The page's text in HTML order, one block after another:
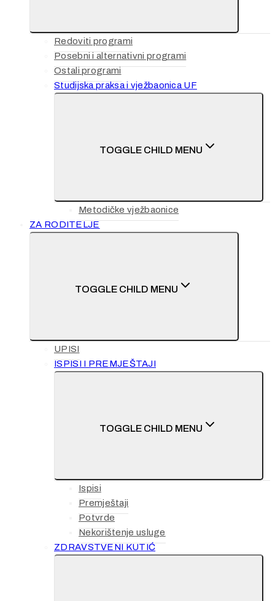
Redoviti programi
Posebni i alternativni programi
Ostali programi
Studijska praksa i vježbaonica UF
TOGGLE CHILD MENU
Metodičke vježbaonice
ZA RODITELJE
TOGGLE CHILD MENU
UPISI
ISPISI I PREMJEŠTAJI
TOGGLE CHILD MENU
Ispisi
Premještaji
Potvrde
Nekorištenje usluge
ZDRAVSTVENI KUTIĆ